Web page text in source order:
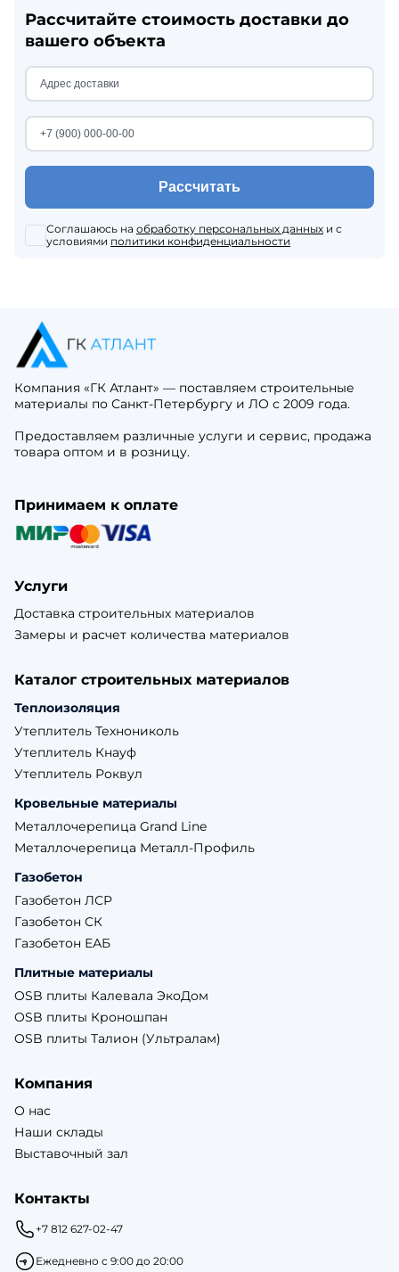
Рассчитайте стоимость доставки до
вашего объекта
Рассчитать
Соглашаюсь на обработку персональных данных и с
условиями политики конфиденциальности
Компания «ГК Атлант» — поставляем строительные
материалы по Санкт-Петербургу и ЛО с 2009 года.
Предоставляем различные услуги и сервис, продажа
товара оптом и в розницу.
Принимаем к оплате
Услуги
Доставка строительных материалов
Замеры и расчет количества материалов
Каталог строительных материалов
Теплоизоляция
Утеплитель Технониколь
Утеплитель Кнауф
Утеплитель Роквул
Кровельные материалы
Металлочерепица Grand Line
Металлочерепица Металл-Профиль
Газобетон
Газобетон ЛСР
Газобетон СК
Газобетон ЕАБ
Плитные материалы
OSB плиты Калевала ЭкоДом
OSB плиты Кроношпан
OSB плиты Талион (Ультралам)
Компания
О нас
Наши склады
Выставочный зал
Контакты
+7 812 627-02-47
Ежедневно с 9:00 до 20:00